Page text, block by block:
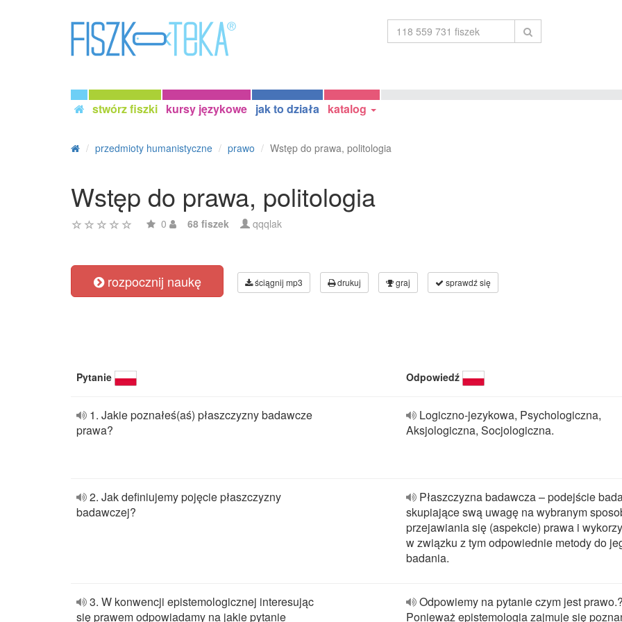
stwórz fiszki kursy językowe jak to działa katalog
przedmioty humanistyczne prawo Wstęp do prawa, politologia
Wstęp do prawa, politologia
0 68 fiszek qqqlak
rozpocznij naukę ściągnij mp3 drukuj graj sprawdź się
Pytanie Odpowiedź
1. Jakie poznałeś(aś) płaszczyzny badawcze
prawa?
Logiczno-jezykowa, Psychologiczna,
Aksjologiczna, Socjologiczna.
2. Jak definiujemy pojęcie płaszczyzny
badawczej?
Płaszczyzna badawcza – podejście
skupiające swą uwagę na wybranym
przejawiania się (aspekcie) prawa i
w związku z tym odpowiednie metody do
badania.
3. W konwencji epistemologicznej interesując
się prawem odpowiadamy na jakie pytanie
Odpowiemy na pytanie czym jest prawo.?
Ponieważ epistemologia zajmuje się